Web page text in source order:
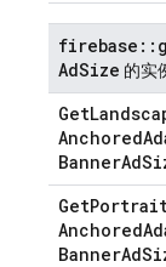
firebase ::
AdSize 的实
Get
Anchored
BannerAd
Get
Anchored
BannerAd